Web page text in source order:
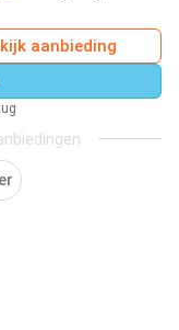
aanbieding